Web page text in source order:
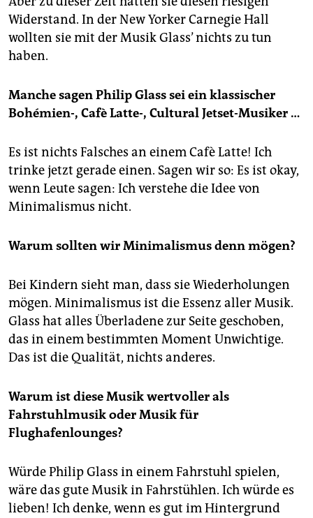
Widerstand. In der New Yorker Carnegie Hall
wollten sie mit der Musik Glass’ nichts zu tun
haben.
Manche sagen Philip Glass sei ein klassischer
Bohémien-, Cafè Latte-, Cultural Jetset-Musiker …
Es ist nichts Falsches an einem Cafè Latte! Ich
trinke jetzt gerade einen. Sagen wir so: Es ist okay,
wenn Leute sagen: Ich verstehe die Idee von
Minimalismus nicht.
Warum sollten wir Minimalismus denn mögen?
Bei Kindern sieht man, dass sie Wiederholungen
mögen. Minimalismus ist die Essenz aller Musik.
Glass hat alles Überladene zur Seite geschoben,
das in einem bestimmten Moment Unwichtige.
Das ist die Qualität, nichts anderes.
Warum ist diese Musik wertvoller als
Fahrstuhlmusik oder Musik für
Flughafenlounges?
Würde Philip Glass in einem Fahrstuhl spielen,
wäre das gute Musik in Fahrstühlen. Ich würde es
lieben! Ich denke, wenn es gut im Hintergrund